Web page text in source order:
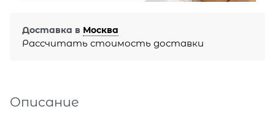
Доставка в Москва
Рассчитать стоимость доставки
Описание